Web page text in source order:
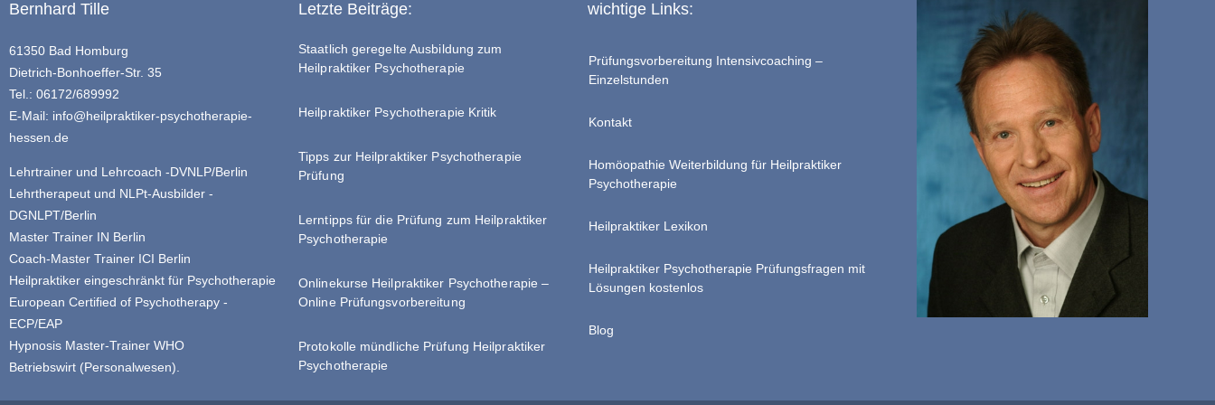
Bernhard Tille
61350 Bad Homburg
Dietrich-Bonhoeffer-Str. 35
Tel.: 06172/689992
E-Mail: info@heilpraktiker-psychotherapie-
hessen.de
Lehrtrainer und Lehrcoach -DVNLP/Berlin
Lehrtherapeut und NLPt-Ausbilder -
DGNLPT/Berlin
Master Trainer IN Berlin
Coach-Master Trainer ICI Berlin
Heilpraktiker eingeschränkt für Psychotherapie
European Certified of Psychotherapy -
ECP/EAP
Hypnosis Master-Trainer WHO
Betriebswirt (Personalwesen).
Letzte Beiträge:
Staatlich geregelte Ausbildung zum
Heilpraktiker Psychotherapie
Heilpraktiker Psychotherapie Kritik
Tipps zur Heilpraktiker Psychotherapie
Prüfung
Lerntipps für die Prüfung zum Heilpraktiker
Psychotherapie
Onlinekurse Heilpraktiker Psychotherapie –
Online Prüfungsvorbereitung
Protokolle mündliche Prüfung Heilpraktiker
Psychotherapie
wichtige Links:
Prüfungsvorbereitung Intensivcoaching –
Einzelstunden
Kontakt
Homöopathie Weiterbildung für Heilpraktiker
Psychotherapie
Heilpraktiker Lexikon
Heilpraktiker Psychotherapie Prüfungsfragen mit
Lösungen kostenlos
Blog